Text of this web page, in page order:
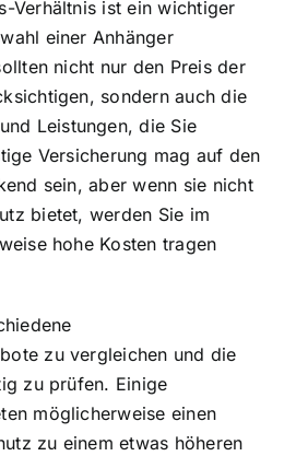
Verhältnis ist ein wichtiger
einer Anhänger
nicht nur den Preis der
sondern auch die
Leistungen, die Sie
Versicherung mag auf den
sein, aber wenn sie nicht
bietet, werden Sie im
hohe Kosten tragen
zu vergleichen und die
zu prüfen. Einige
möglicherweise einen
zu einem etwas höheren